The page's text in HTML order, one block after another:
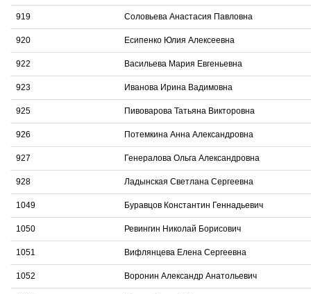
919 Соловьева Анастасия Павловна
920 Есипенко Юлия Алексеевна
922 Васильева Мария Евгеньевна
923 Иванова Ирина Вадимовна
925 Пивоварова Татьяна Викторовна
926 Потемкина Анна Александровна
927 Генералова Ольга Александровна
928 Ладынская Светлана Сергеевна
1049 Буравцов Константин Геннадьевич
1050 Ревингин Николай Борисович
1051 Вифлянцева Елена Сергеевна
1052 Воронин Александр Анатольевич